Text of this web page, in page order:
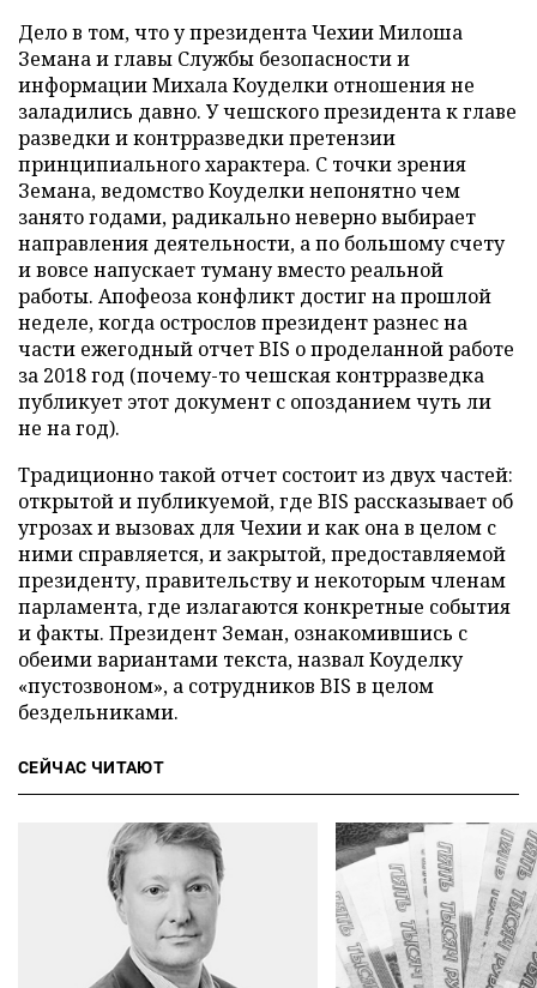
Дело в том, что у президента Чехии Милоша
Земана и главы Службы безопасности и
информации Михала Коуделки отношения не
заладились давно. У чешского президента к главе
разведки и контрразведки претензии
принципиального характера. С точки зрения
Земана, ведомство Коуделки непонятно чем
занято годами, радикально неверно выбирает
направления деятельности, а по большому счету
и вовсе напускает туману вместо реальной
работы. Апофеоза конфликт достиг на прошлой
неделе, когда острослов президент разнес на
части ежегодный отчет BIS о проделанной работе
за 2018 год (почему-то чешская контрразведка
публикует этот документ с опозданием чуть ли
не на год).
Традиционно такой отчет состоит из двух частей:
открытой и публикуемой, где BIS рассказывает об
угрозах и вызовах для Чехии и как она в целом с
ними справляется, и закрытой, предоставляемой
президенту, правительству и некоторым членам
парламента, где излагаются конкретные события
и факты. Президент Земан, ознакомившись с
обеими вариантами текста, назвал Коуделку
«пустозвоном», а сотрудников BIS в целом
бездельниками.
СЕЙЧАС ЧИТАЮТ